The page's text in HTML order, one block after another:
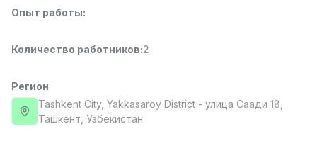
Оператор колл-центра
3,000,000 - 8,000,000 sum
Full time job
Ish joyidan
Менеджер по продажам
4,000,000 - 10,000,000 sum/
PROFI MANY
Опыт работы:
Количество работников:2
Регион
Tashkent City, Yakkasaroy District - улица Саади 18,
Ташкент, Узбекистан